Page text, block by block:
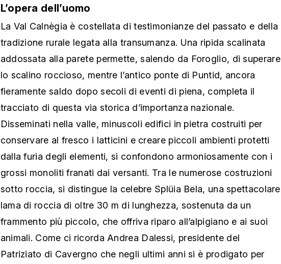
L’opera dell’uomo
La Val Calnègia è costellata di testimonianze del passato e della
tradizione rurale legata alla transumanza. Una ripida scalinata
addossata alla parete permette, salendo da Foroglio, di superare
lo scalino roccioso, mentre l’antico ponte di Puntid, ancora
fieramente saldo dopo secoli di eventi di piena, completa il
tracciato di questa via storica d’importanza nazionale.
Disseminati nella valle, minuscoli edifici in pietra costruiti per
conservare al fresco i latticini e creare piccoli ambienti protetti
dalla furia degli elementi, si confondono armoniosamente con i
grossi monoliti franati dai versanti. Tra le numerose costruzioni
sotto roccia, si distingue la celebre Splüia Bela, una spettacolare
lama di roccia di oltre 30 m di lunghezza, sostenuta da un
frammento più piccolo, che offriva riparo all’alpigiano e ai suoi
animali. Come ci ricorda Andrea Dalessi, presidente del
Patriziato di Cavergno che negli ultimi anni si è prodigato per